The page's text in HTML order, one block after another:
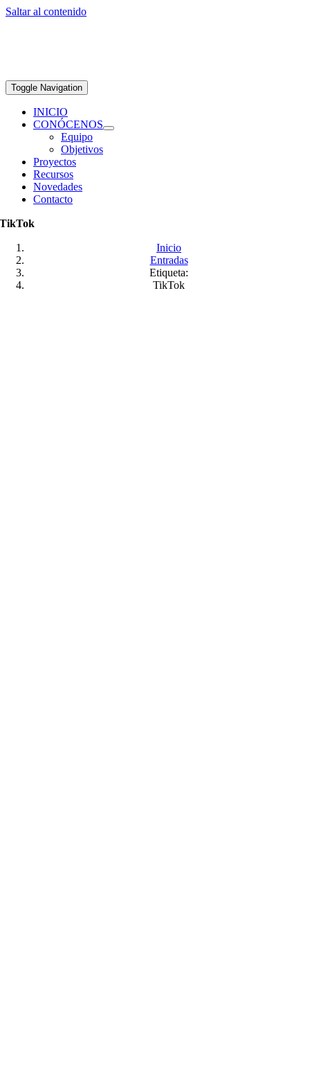
Saltar al contenido
Toggle Navigation
INICIO
CONÓCENOS
Equipo
Objetivos
Proyectos
Recursos
Novedades
Contacto
TikTok
Inicio
Entradas
Etiqueta:
TikTok